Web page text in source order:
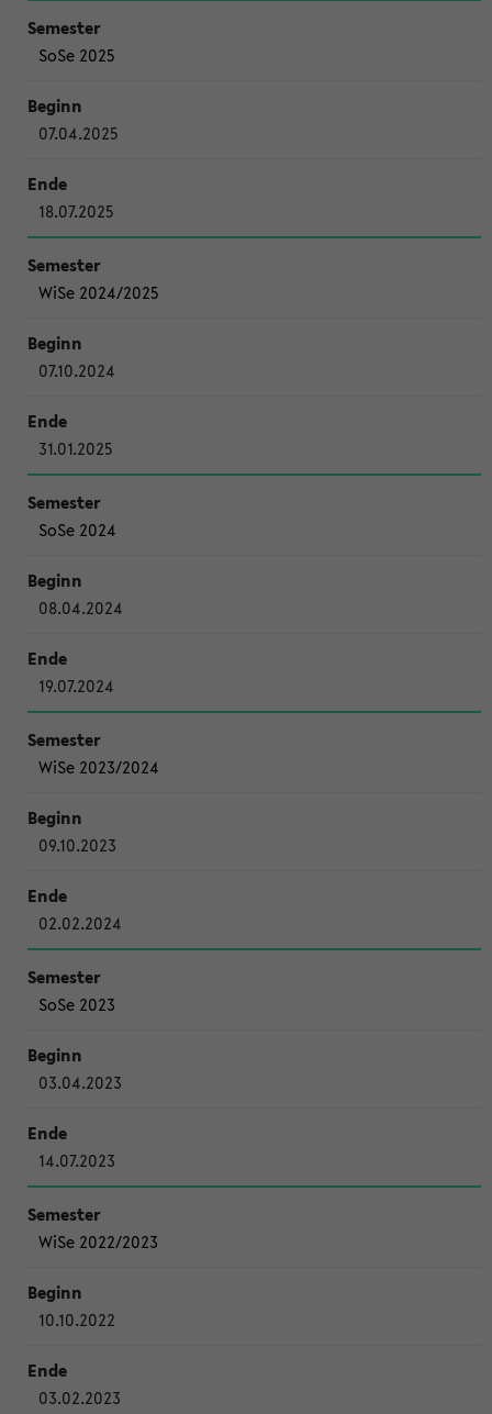
SoSe 2025
07.04.2025
18.07.2025
WiSe 2024/2025
07.10.2024
31.01.2025
SoSe 2024
08.04.2024
19.07.2024
WiSe 2023/2024
09.10.2023
02.02.2024
SoSe 2023
03.04.2023
14.07.2023
WiSe 2022/2023
10.10.2022
03.02.2023